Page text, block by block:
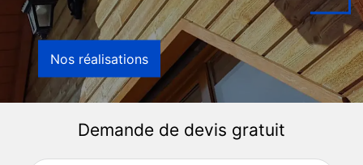
Nos réalisations
Demande de devis gratuit